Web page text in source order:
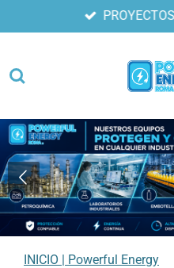
al
principal
INICIO | Powerful Energy